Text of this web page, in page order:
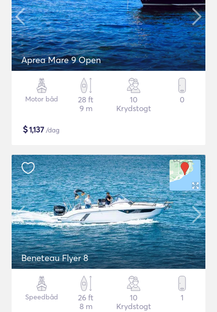
Aprea Mare 9 Open
Motor båd
28 ft
9 m
10
Krydstogt
0
$1,137 /dag
Beneteau Flyer 8
Speedbåd
26 ft
8 m
10
Krydstogt
1